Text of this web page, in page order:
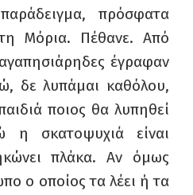
πρόσφατα
Μόρια. Πέθανε. Από
έγραφαν
δε λυπάμαι καθόλου,
ποιος θα λυπηθεί
η σκατοψυχιά είναι
πλάκα. Αν όμως
ο οποίος τα λέει ή τα